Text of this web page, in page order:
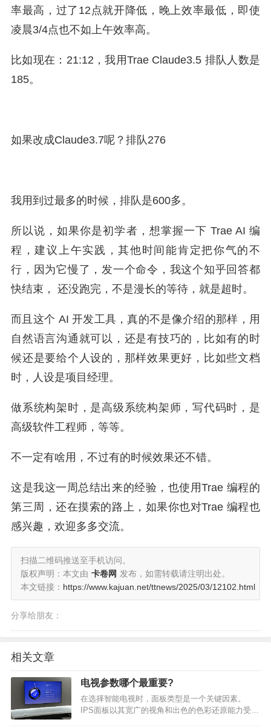
率最高，过了12点就开降低，晚上效率最低，即使
凌晨3/4点也不如上午效率高。
比如现在：21:12，我用Trae Claude3.5 排队人数是
185。
如果改成Claude3.7呢？排队276
我用到过最多的时候，排队是600多。
所以说，如果你是初学者，想掌握一下 Trae AI 编
程，建议上午实践，其他时间能肯定把你气的不
行，因为它慢了，发一个命令，我这个知乎回答都
快结束， 还没跑完，不是漫长的等待，就是超时。
而且这个 AI 开发工具，真的不是像介绍的那样，用
自然语言沟通就可以，还是有技巧的，比如有的时
候还是要给个人设的，那样效果更好，比如些文档
时，人设是项目经理。
做系统构架时，是高级系统构架师，写代码时，是
高级软件工程师，等等。
不一定有啥用，不过有的时候效果还不错。
这是我这一周总结出来的经验，也使用Trae 编程的
第三周，还在摸索的路上，如果你也对Trae 编程也
感兴趣，欢迎多多交流。
扫描二维码推送至手机访问。
版权声明：本文由 卡卷网 发布，如需转载请注明出处。
本文链接： https://www.kajuan.net/ttnews/2025/03/12102.html
分享给朋友：
相关文章
电视参数哪个最重要?
在选择智能电视时，面板类型是一个关键因素。
IPS面板以其宽广的视角和出色的色彩还原能力受到